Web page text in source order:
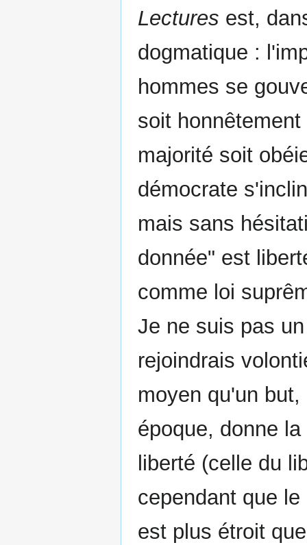
Lectures est,
dogmatique :
hommes se
soit
majorité soit
démocrate
mais sans
donnée" est
comme loi
Je ne suis pas
rejoindrais
moyen qu'un
époque, donne
liberté (celle du
cependant que
est plus étroit